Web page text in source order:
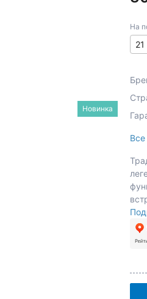
Новинка
На
21
Все